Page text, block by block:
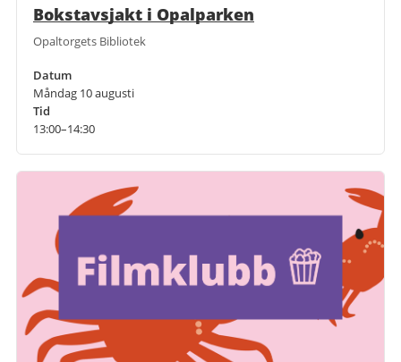
Bokstavsjakt i Opalparken
Opaltorgets Bibliotek
Datum
Måndag 10 augusti
Tid
13:00–14:30